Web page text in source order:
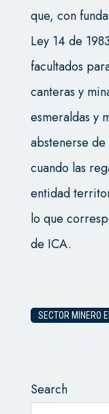
que, con
Ley 14 de
facultados
canteras y
esmeraldas y
abstenerse
cuando las
entidad
lo que
de ICA.
SECTOR MINERO
Search